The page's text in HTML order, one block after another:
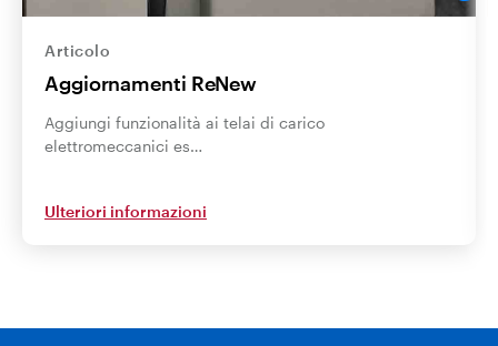
Articolo
Aggiornamenti ReNew
Aggiungi funzionalità ai telai di carico
elettromeccanici es…
Ulteriori informazioni